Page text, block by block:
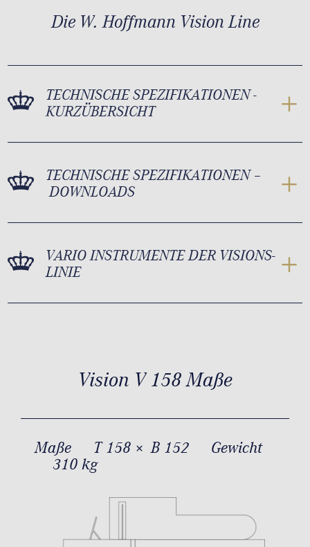
Die W. Hoffmann Vision Line
TECHNISCHE SPEZIFIKATIONEN -
KURZÜBERSICHT
TECHNISCHE SPEZIFIKATIONEN –
DOWNLOADS
VARIO INSTRUMENTE DER VISIONS-
LINIE
Vision V 158 Maße
Maße T 158 × B 152
Gewicht
310 kg